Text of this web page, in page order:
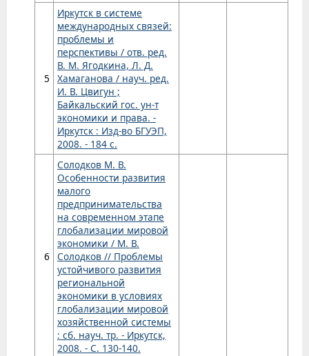
5
Иркутск в системе
международных связей:
проблемы и
перспективы / отв. ред.
В. М. Ягодкина, Л. Д.
Хамаганова / науч. ред.
И. В. Цвигун ;
Байкальский гос. ун-т
экономики и права. -
Иркутск : Изд-во БГУЭП,
2008. - 184 с.
6
Солодков М. В.
Особенности развития
малого
предпринимательства
на современном этапе
глобализации мировой
экономики / М. В.
Солодков // Проблемы
устойчивого развития
региональной
экономики в условиях
глобализации мировой
хозяйственной системы
: сб. науч. тр. - Иркутск,
2008. - С. 130-140.